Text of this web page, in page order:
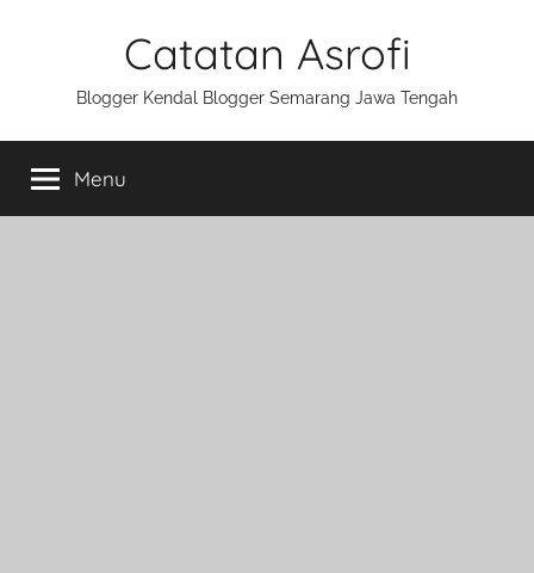
Catatan Asrofi
Blogger Kendal Blogger Semarang Jawa Tengah
Menu